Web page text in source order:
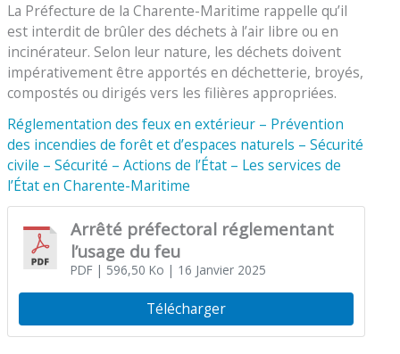
La Préfecture de la Charente-Maritime rappelle qu’il
est interdit de brûler des déchets à l’air libre ou en
incinérateur. Selon leur nature, les déchets doivent
impérativement être apportés en déchetterie, broyés,
compostés ou dirigés vers les filières appropriées.
Réglementation des feux en extérieur – Prévention
des incendies de forêt et d’espaces naturels – Sécurité
civile – Sécurité – Actions de l’État – Les services de
l’État en Charente-Maritime
Arrêté préfectoral réglementant
l’usage du feu
PDF| 596,50 Ko | 16 Janvier 2025
Télécharger